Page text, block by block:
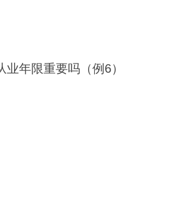
年限重要吗（例6）